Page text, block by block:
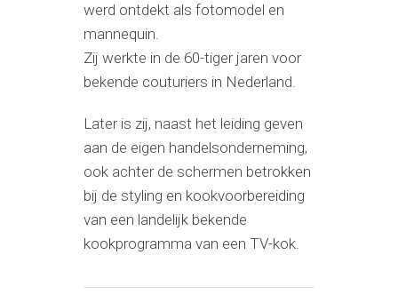
werd ontdekt als fotomodel en
mannequin.
Zij werkte in de 60-tiger jaren voor
bekende couturiers in Nederland.
Later is zij, naast het leiding geven
aan de eigen handelsonderneming,
ook achter de schermen betrokken
bij de styling en kookvoorbereiding
van een landelijk bekende
kookprogramma van een TV-kok.